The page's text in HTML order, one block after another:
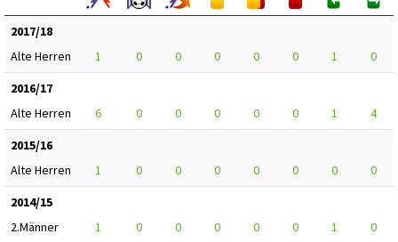
2017/18
Alte Herren
1 0 0 0 0 0 1
0
2016/17
Alte Herren
6 0 0 0 0 0 1
4
2015/16
Alte Herren
1 0 0 0 0 0 0
0
2014/15
2.Männer
1 0 0 0 0 0 1
0